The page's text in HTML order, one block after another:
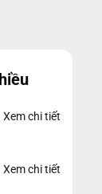
Xem chi tiết
Xem chi tiết